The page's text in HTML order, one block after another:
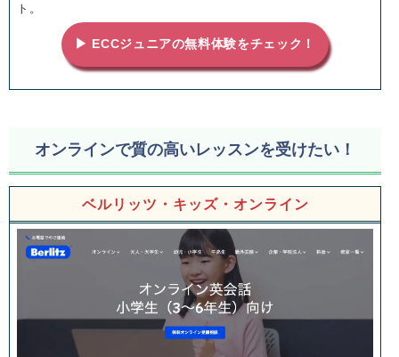
ト。
▶ ECCジュニアの無料体験をチェック！
オンラインで質の高いレッスンを受けたい！
ベルリッツ・キッズ・オンライン